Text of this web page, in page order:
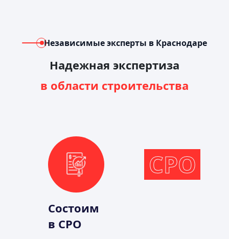
Независимые эксперты в Краснодаре
Надежная экспертиза
в области строительства
СРО
Состоим
в СРО